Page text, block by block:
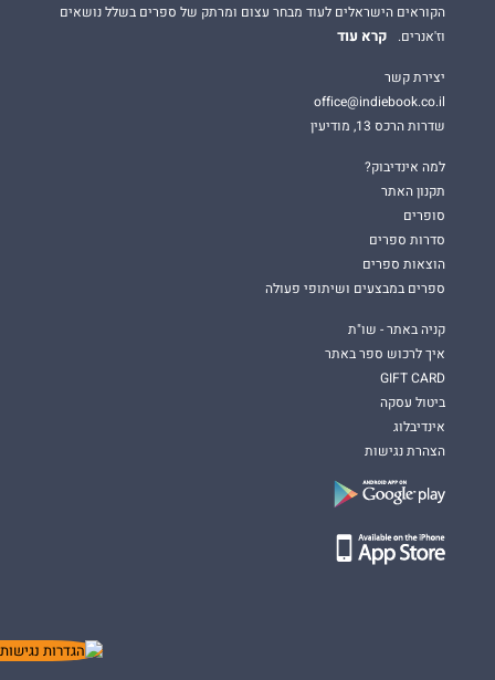
הקוראים הישראלים לעוד מבחר עצום ומרתק של ספרים בשלל נושאים
וז'אנרים.
קרא עוד
יצירת קשר
office@indiebook.co.il
שדרות הרכס 13, מודיעין
למה אינדיבוק?
תקנון האתר
סופרים
סדרות ספרים
הוצאות ספרים
ספרים במבצעים ושיתופי פעולה
קניה באתר - שו"ת
איך לרכוש ספר באתר
GIFT CARD
ביטול עסקה
אינדיבלוג
הצהרת נגישות